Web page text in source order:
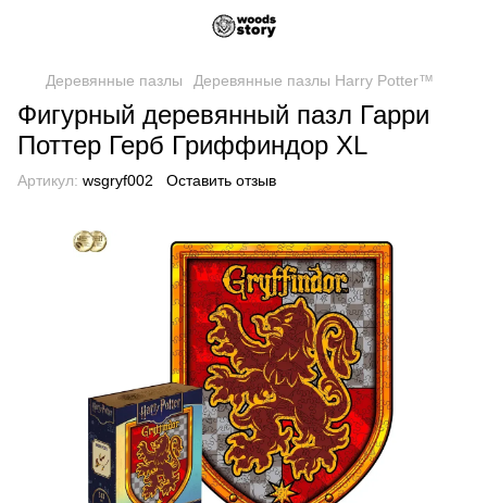
Деревянные пазлы Деревянные пазлы Harry Potter™
Фигурный деревянный пазл Гарри
Поттер Герб Гриффиндор XL
Артикул: wsgryf002 Оставить отзыв